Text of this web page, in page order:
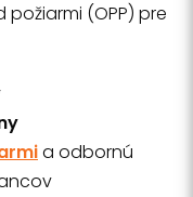
(OPP) pre
a odbornú